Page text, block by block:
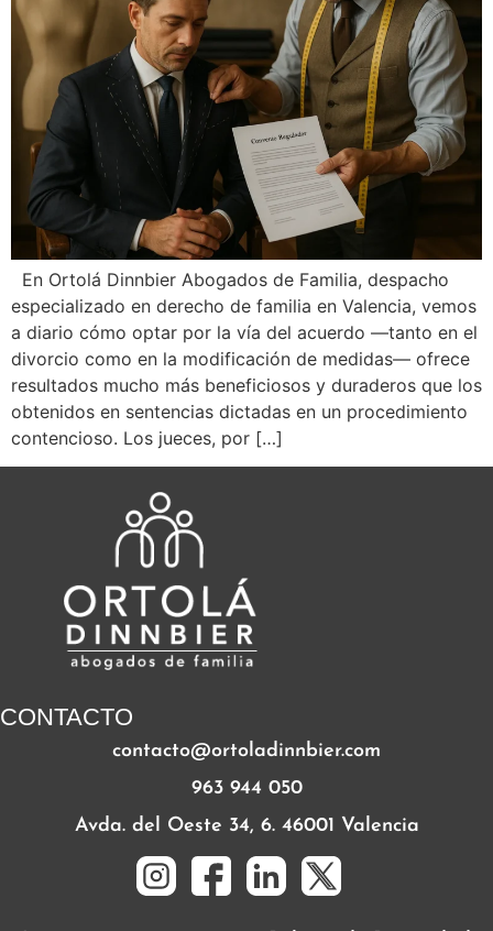
En Ortolá Dinnbier Abogados de Familia, despacho
especializado en derecho de familia en Valencia, vemos
a diario cómo optar por la vía del acuerdo —tanto en el
divorcio como en la modificación de medidas— ofrece
resultados mucho más beneficiosos y duraderos que los
obtenidos en sentencias dictadas en un procedimiento
contencioso. Los jueces, por […]
CONTACTO
contacto@ortoladinnbier.com
963 944 050
Avda. del Oeste 34, 6. 46001 Valencia